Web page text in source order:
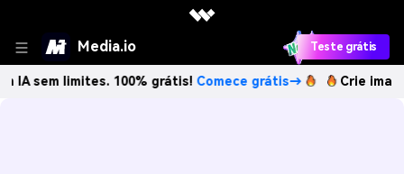
Media.io Teste grátis
limites. 100% grátis!Comece grátis→ Crie imagens com